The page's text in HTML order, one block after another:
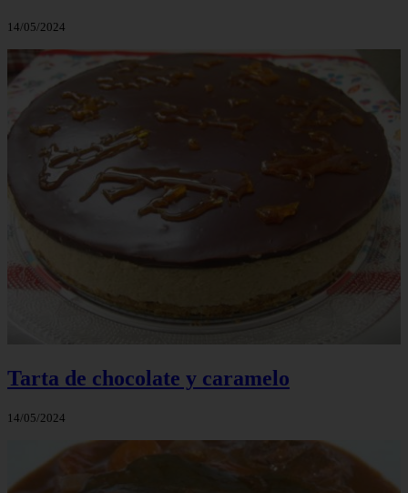
14/05/2024
Tarta de chocolate y caramelo
14/05/2024